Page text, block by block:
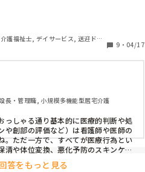
問？若しくはあたらないと思って
らゆる行為も医療行為だと思います
でが出来てとかが難しい部分。
プロペト等の塗布は介護士が処置
っけ？
護福祉士, デイサービス, 送迎ドラ
9 ・ 04/17
長・管理職, 小規模多機能型居宅介護
っしゃる通り基本的に医療的判断や処
や創部の評価など）は看護師や医師の
。ただ一方で、すべてが医療行為とい
清や体位変換、悪化予防のスキンケア
として位置付けられていると思いま
答をもっと見る